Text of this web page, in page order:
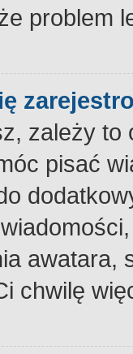
problem
zależy
pisać
chwilę